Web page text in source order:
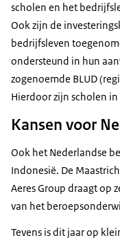
scholen en het
Ook zijn de
bedrijfsleven
ondersteund in hun
zogenoemde BLUD (
Hierdoor zijn scholen
Kansen voor
Ook het Nederlandse
Indonesië. De
Aeres Group draagt op
van het
Tevens is dit jaar op